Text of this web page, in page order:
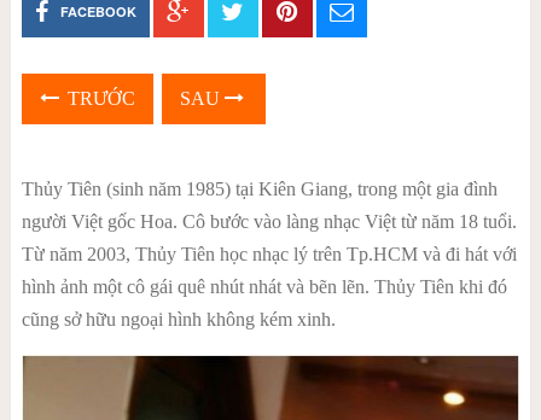
FACEBOOK
TRƯỚC SAU
Thủy Tiên (sinh năm 1985) tại Kiên Giang, trong một gia đình
người Việt gốc Hoa. Cô bước vào làng nhạc Việt từ năm 18 tuổi.
Từ năm 2003, Thủy Tiên học nhạc lý trên Tp.HCM và đi hát với
hình ảnh một cô gái quê nhút nhát và bẽn lẽn. Thủy Tiên khi đó
cũng sở hữu ngoại hình không kém xinh.